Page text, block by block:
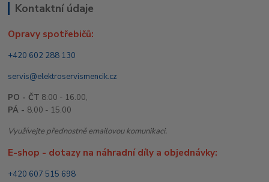
Kontaktní údaje
Opravy spotřebičů:
+420 602 288 130
servis@elektroservismencik.cz
PO - ČT 8:00 - 16.00,
PÁ - 8.00 - 15.00
Využívejte přednostně emailovou komunikaci.
E-shop - dotazy na náhradní díly a objednávky:
+420 607 515 698